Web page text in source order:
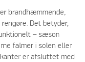
brandhæmmende,
Det betyder,
– sæson
falmer i solen eller
er afsluttet med